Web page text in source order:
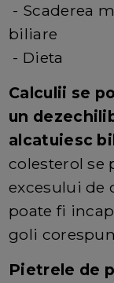
- Scaderea
biliare
- Dieta
Calculii se
un
alcatuiesc
colesterol se
excesului de
poate fi
goli
Pietrele de